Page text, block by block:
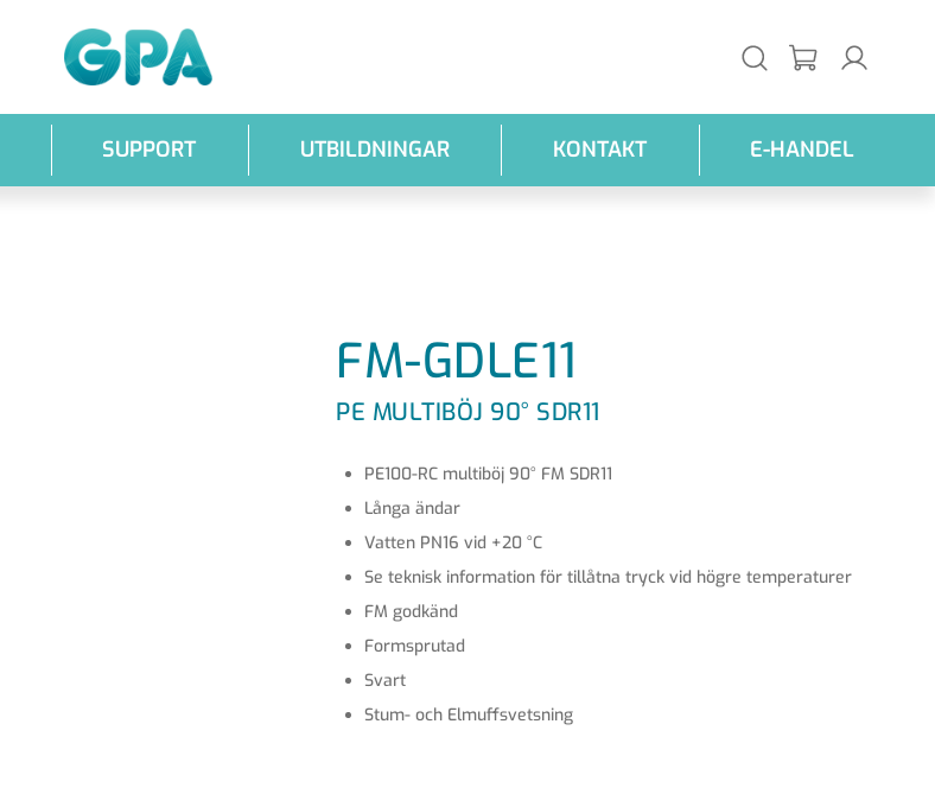
SUPPORT UTBILDNINGAR KONTAKT E-HANDEL
FM-GDLE11
PE MULTIBÖJ 90° SDR11
PE100-RC multiböj 90° FM SDR11
Långa ändar
Vatten PN16 vid +20 °C
Se teknisk information för tillåtna tryck vid högre temperaturer
FM godkänd
Formsprutad
Svart
Stum- och Elmuffsvetsning